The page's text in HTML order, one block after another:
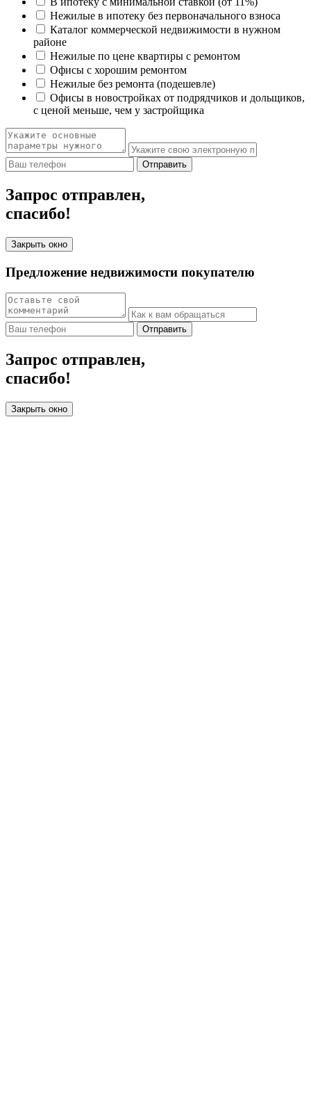
Нежилые в ипотеку без первоначального взноса
Каталог коммерческой недвижимости в нужном
районе
Нежилые по цене квартиры с ремонтом
Офисы с хорошим ремонтом
Нежилые без ремонта (подешевле)
Офисы в новостройках от подрядчиков и дольщиков,
с ценой меньше, чем у застройщика
Отправить
Запрос отправлен,
спасибо!
Закрыть окно
Предложение недвижимости покупателю
Отправить
Запрос отправлен,
спасибо!
Закрыть окно